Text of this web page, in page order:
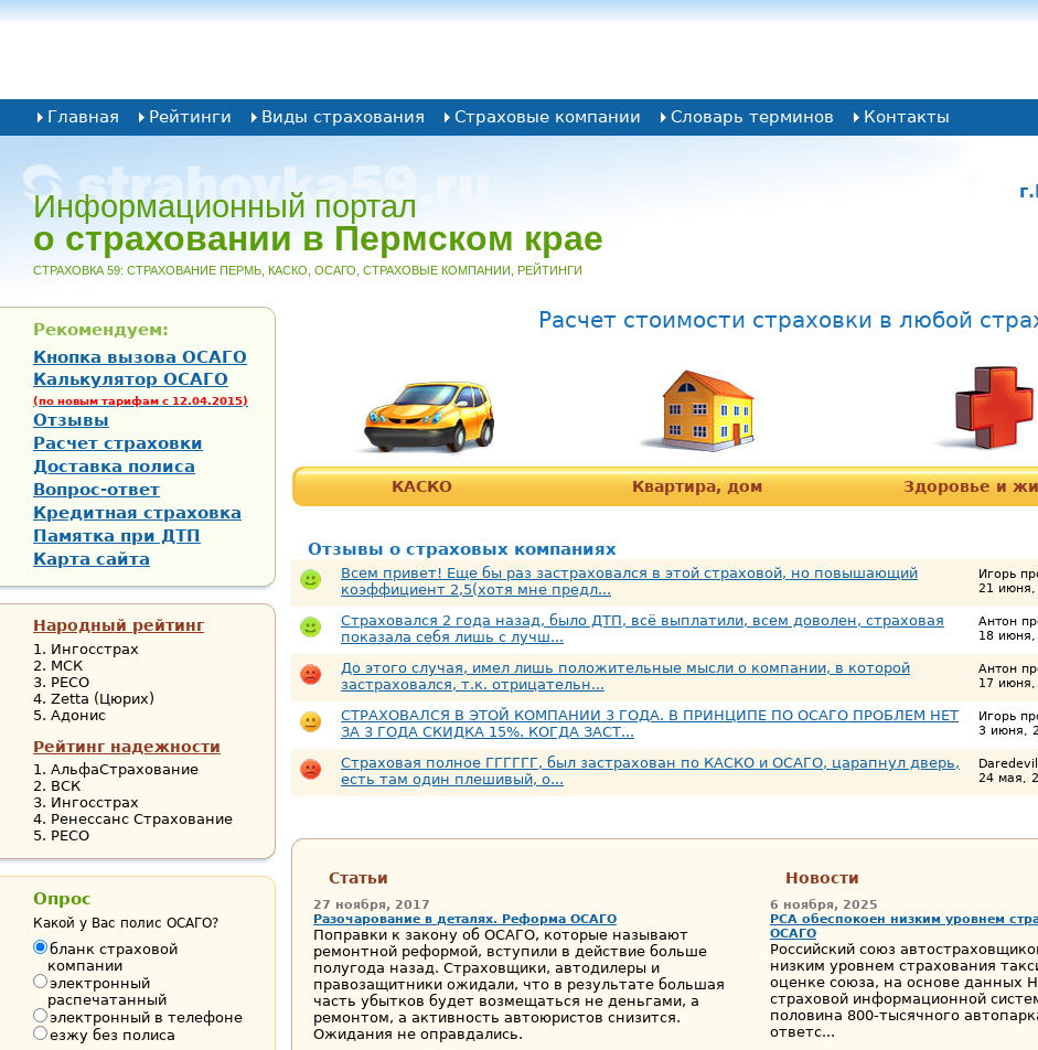
Информационный портал
о страховании в Пермском крае
CТРАХОВКА 59: СТРАХОВАНИЕ ПЕРМЬ, КАСКО, ОСАГО, СТРАХОВЫЕ КОМПАНИИ, РЕЙТИНГИ
Главная Рейтинги Виды страхования Страховые компании Словарь терминов Контакты
Расчет стоимости страховки в любой
КАСКО Квартира, дом Здоровье и
Отзывы о страховых компаниях
Всем привет! Еще бы раз застраховался в этой страховой, но повышающий
коэффициент 2,5(хотя мне предл...
Игорь
21 июня,
Страховался 2 года назад, было ДТП, всё выплатили, всем доволен, страховая
показала себя лишь с лучш...
Антон
18 июня,
До этого случая, имел лишь положительные мысли о компании, в которой
застраховался, т.к. отрицательн...
Антон
17 июня,
СТРАХОВАЛСЯ В ЭТОЙ КОМПАНИИ 3 ГОДА. В ПРИНЦИПЕ ПО ОСАГО ПРОБЛЕМ НЕТ
ЗА 3 ГОДА СКИДКА 15%. КОГДА ЗАСТ...
Игорь
3 июня,
Страховая полное ГГГГГГ, был застрахован по КАСКО и ОСАГО, царапнул дверь,
есть там один плешивый, о...
24 мая,
Статьи
27 ноября, 2017
Разочарование в деталях. Реформа ОСАГО
Поправки к закону об ОСАГО, которые называют
ремонтной реформой, вступили в действие больше
полугода назад. Страховщики, автодилеры и
правозащитники ожидали, что в результате большая
часть убытков будет возмещаться не деньгами, а
ремонтом, а активность автоюристов снизится.
Ожидания не оправдались.
Новости
6 ноября, 2025
РСА обеспокоен низким уровнем
ОСАГО
Российский союз
низким уровнем страхования
оценке союза, на основе данных
страховой информационной
половина 800-тысячного
ответс...
Рекомендуем:
Кнопка вызова ОСАГО
Калькулятор ОСАГО
(по новым тарифам с 12.04.2015)
Отзывы
Расчет страховки
Доставка полиса
Вопрос-ответ
Кредитная страховка
Памятка при ДТП
Карта сайта
Народный рейтинг
Ингосстрах
МСК
РЕСО
Zetta (Цюрих)
Адонис
Рейтинг надежности
АльфаСтрахование
ВСК
Ингосстрах
Ренессанс Страхование
РЕСО
Опрос
Какой у Вас полис ОСАГО?
бланк страховой
компании
электронный
распечатанный
электронный в телефоне
езжу без полиса